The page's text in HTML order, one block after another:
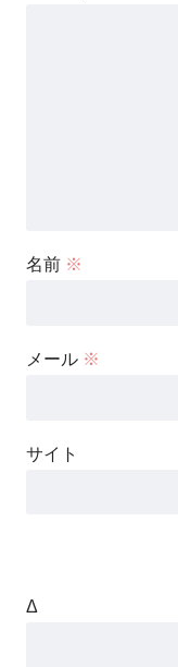
名前 ※
メール ※
サイト
Δ